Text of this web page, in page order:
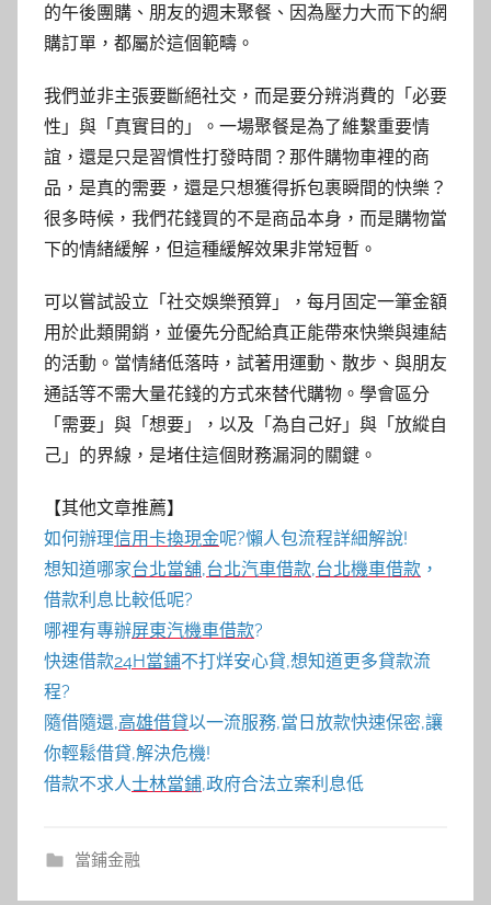
的午後團購、朋友的週末聚餐、因為壓力大而下的網
購訂單，都屬於這個範疇。
我們並非主張要斷絕社交，而是要分辨消費的「必要
性」與「真實目的」。一場聚餐是為了維繫重要情
誼，還是只是習慣性打發時間？那件購物車裡的商
品，是真的需要，還是只想獲得拆包裹瞬間的快樂？
很多時候，我們花錢買的不是商品本身，而是購物當
下的情緒緩解，但這種緩解效果非常短暫。
可以嘗試設立「社交娛樂預算」，每月固定一筆金額
用於此類開銷，並優先分配給真正能帶來快樂與連結
的活動。當情緒低落時，試著用運動、散步、與朋友
通話等不需大量花錢的方式來替代購物。學會區分
「需要」與「想要」，以及「為自己好」與「放縱自
己」的界線，是堵住這個財務漏洞的關鍵。
【其他文章推薦】
如何辦理信用卡換現金呢?懶人包流程詳細解說!
想知道哪家台北當舖,台北汽車借款,台北機車借款 ，
借款利息比較低呢?
哪裡有專辦屏東汽機車借款?
快速借款24H當鋪不打烊安心貸,想知道更多貸款流
程?
隨借隨還,高雄借貸以一流服務,當日放款快速保密,讓
你輕鬆借貸,解決危機!
借款不求人士林當鋪,政府合法立案利息低
當鋪金融